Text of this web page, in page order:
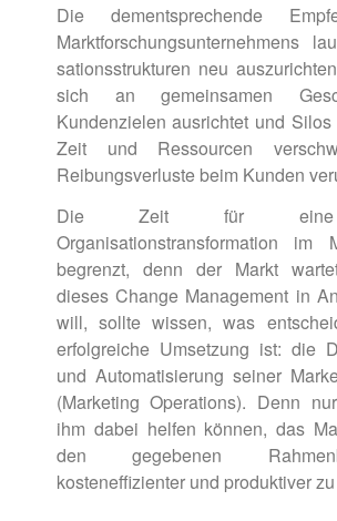
Die dementsprechende
Marktforschungsunternehmens
sationsstrukturen neu
sich an gemeinsamen
Kundenzielen ausrichtet und
Zeit und Ressourcen
Reibungsverluste beim Kunden
Die Zeit für eine
Organisationstransformation im
begrenzt, denn der Markt
dieses Change Management in
will, sollte wissen, was
erfolgreiche Umsetzung ist: die
und Automatisie­rung seiner
(Marketing Operations). Denn
ihm dabei helfen können, das
den gegebenen
kosteneffizien­ter und produktiver